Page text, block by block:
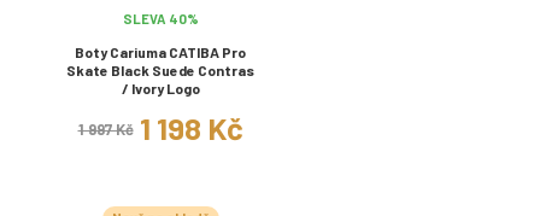
SLEVA 40%
Boty Cariuma CATIBA Pro
Skate Black Suede Contras
/ Ivory Logo
1 997 Kč 1 198 Kč